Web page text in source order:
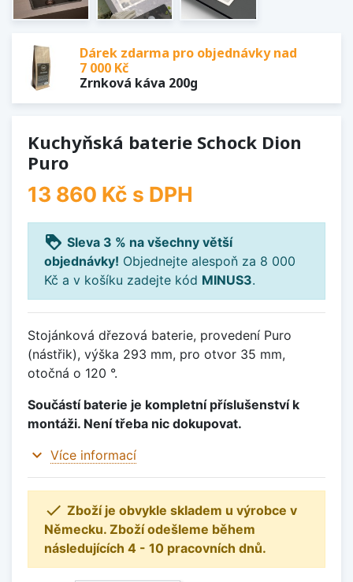
Dárek zdarma pro objednávky nad
7 000 Kč
Zrnková káva 200g
Kuchyňská baterie Schock Dion
Puro
13 860 Kč s DPH
loyalty Sleva 3 % na všechny větší
objednávky! Objednejte alespoň za 8 000
Kč a v košíku zadejte kód MINUS3.
Stojánková dřezová baterie, provedení Puro
(nástřik), výška 293 mm, pro otvor 35 mm,
otočná o 120 °.
Součástí baterie je kompletní příslušenství k
montáži. Není třeba nic dokupovat.
expand_more Více informací
 Zboží je obvykle skladem u výrobce v
Německu. Zboží odešleme během
následujících 4 - 10 pracovních dnů.